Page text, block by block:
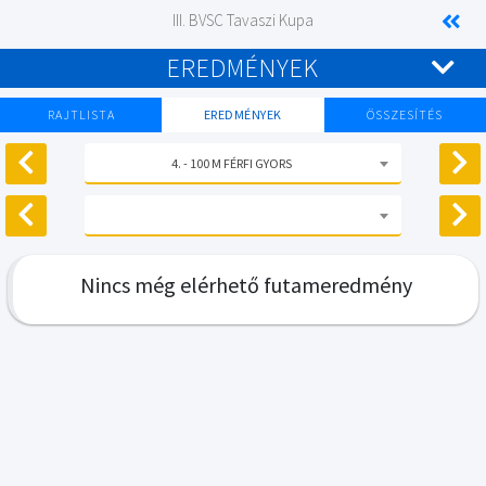
III. BVSC Tavaszi Kupa
EREDMÉNYEK
RAJTLISTA EREDMÉNYEK ÖSSZESÍTÉS
4. - 100 M FÉRFI GYORS
Nincs még elérhető futameredmény